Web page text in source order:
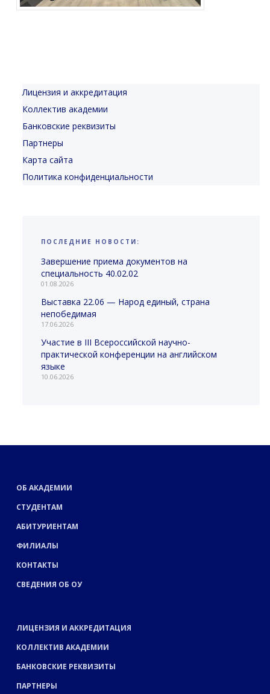
Лицензия и аккредитация
Коллектив академии
Банковские реквизиты
Партнеры
Карта сайта
Политика конфиденциальности
ПОСЛЕДНИЕ НОВОСТИ:
Завершение приема документов на
специальность 40.02.02
01.08.2026
Выставка 22.06 — Народ единый, страна
непобедимая
17.06.2026
Участие в III Всероссийской научно-
практической конференции на английском
языке
10.06.2026
ОБ АКАДЕМИИ
СТУДЕНТАМ
АБИТУРИЕНТАМ
ФИЛИАЛЫ
КОНТАКТЫ
СВЕДЕНИЯ ОБ ОУ
ЛИЦЕНЗИЯ И АККРЕДИТАЦИЯ
КОЛЛЕКТИВ АКАДЕМИИ
БАНКОВСКИЕ РЕКВИЗИТЫ
ПАРТНЕРЫ